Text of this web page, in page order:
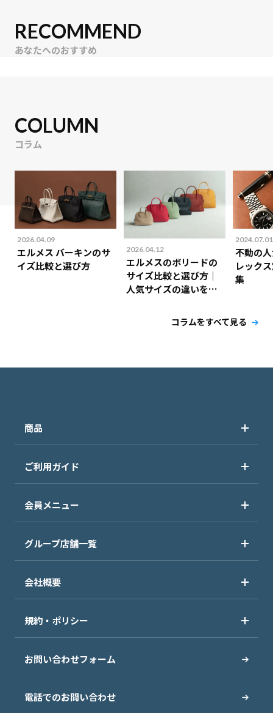
RECOMMEND
あなたへのおすすめ
COLUMN
コラム
2026.04.09
エルメス バーキンのサ
イズ比較と選び方
2026.04.12
エルメスのボリードの
サイズ比較と選び方｜
人気サイズの違いを解
2024.07.01
不動の
レック
集
コラムをすべて見る
商品
ご利用ガイド
会員メニュー
グループ店舗一覧
会社概要
規約・ポリシー
お問い合わせフォーム
電話でのお問い合わせ